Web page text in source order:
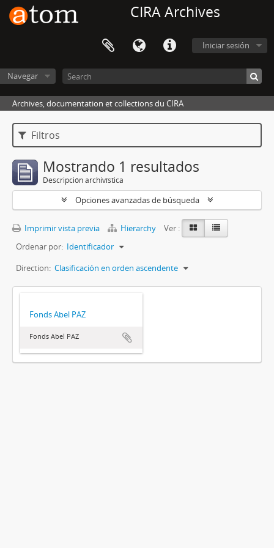
CIRA Archives
Iniciar sesión
Navegar
Archives, documentation et collections du CIRA
Filtros
Mostrando 1 resultados
Descripción archivística
Opciones avanzadas de búsqueda
Imprimir vista previa Hierarchy
Ver :
Ordenar por: Identificador
Direction: Clasificación en orden ascendente
Fonds Abel PAZ
Fonds Abel PAZ